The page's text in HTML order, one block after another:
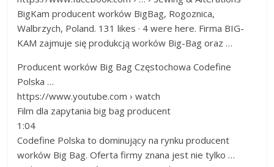
BigKam producent worków BigBag, Rogoznica,
Walbrzych, Poland. 131 likes · 4 were here. Firma BIG-
KAM zajmuje się produkcją worków Big-Bag oraz …
Producent worków Big Bag Częstochowa Codefine
Polska …
https://www.youtube.com › watch
Film dla zapytania big bag producent
1:04
Codefine Polska to dominujący na rynku producent
worków Big Bag. Oferta firmy znana jest nie tylko …